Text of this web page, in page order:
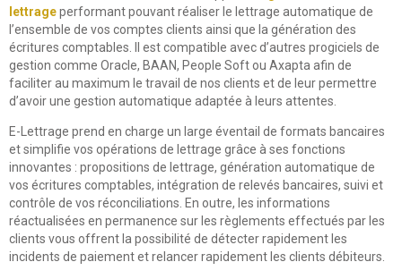
lettrageperformant pouvant réaliser le lettrage automatique de
l’ensemble de vos comptes clients ainsi que la génération des
écritures comptables. Il est compatible avec d’autres progiciels de
gestion comme Oracle, BAAN, People Soft ou Axapta afin de
faciliter au maximum le travail de nos clients et de leur permettre
d’avoir une gestion automatique adaptée à leurs attentes.
E-Lettrage prend en charge un large éventail de formats bancaires
et simplifie vos opérations de lettrage grâce à ses fonctions
innovantes : propositions de lettrage, génération automatique de
vos écritures comptables, intégration de relevés bancaires, suivi et
contrôle de vos réconciliations. En outre, les informations
réactualisées en permanence sur les règlements effectués par les
clients vous offrent la possibilité de détecter rapidement les
incidents de paiement et relancer rapidement les clients débiteurs.